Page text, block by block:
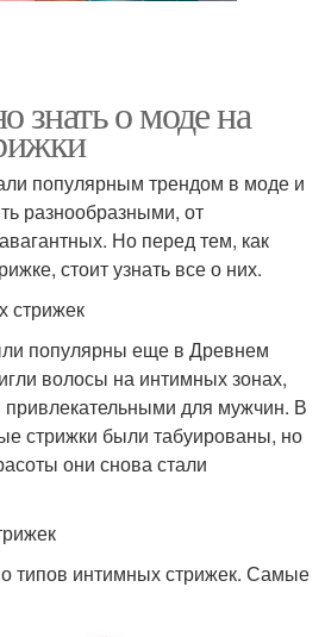
знать о моде на
популярным трендом в моде и
разнообразными, от
Но перед тем, как
стоит узнать все о них.
стрижек
популярны еще в Древнем
волосы на интимных зонах,
для мужчин. В
стрижки были табуированы, но
они снова стали
типов интимных стрижек. Самые